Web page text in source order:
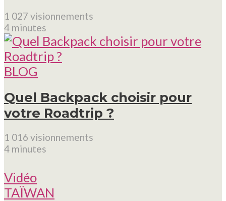
1 027 visionnements
4 minutes
BLOG
Quel Backpack choisir pour
votre Roadtrip ?
1 016 visionnements
4 minutes
Vidéo
TAÏWAN